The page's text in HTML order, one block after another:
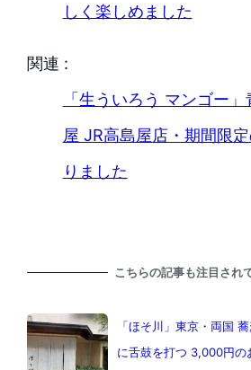
しく楽しめました
関連 :
「生ういろう マンゴー
屋 JR高島屋店・期間限
りました
こちらの記事も注目され
「ほそ川」東京・両国
に舌鼓を打つ 3,000円の